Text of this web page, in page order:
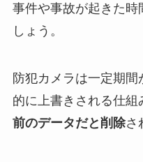
事件や事故が起きた時
しょう。
防犯カメラは一定期
的に上書きされる仕組
前のデータだと削除さ